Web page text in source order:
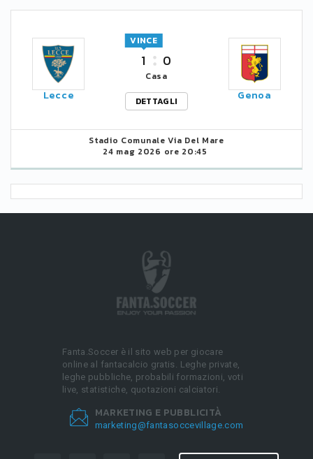
Lecce
1
VINCE
0
Casa
DETTAGLI
Genoa
Stadio Comunale Via Del Mare
24 mag 2026 ore 20:45
Fanta.Soccer è il sito web per giocare
online al fantacalcio gratis. Leghe private,
leghe pubbliche, probabili formazioni, voti
live, statistiche, quotazioni calciatori.
MARKETING E PUBBLICITÀ
marketing@fantasoccevillage.com